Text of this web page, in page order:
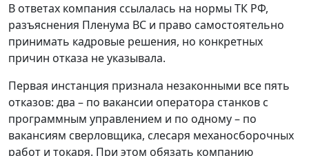
В ответах компания ссылалась на нормы ТК РФ,
разъяснения Пленума ВС и право самостоятельно
принимать кадровые решения, но конкретных
причин отказа не указывала.
Первая инстанция признала незаконными все пять
отказов: два – по вакансии оператора станков с
программным управлением и по одному – по
вакансиям сверловщика, слесаря механосборочных
работ и токаря. При этом обязать компанию